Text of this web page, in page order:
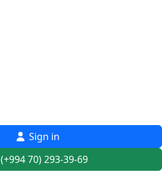
Sign in
(+994 70) 293-39-69